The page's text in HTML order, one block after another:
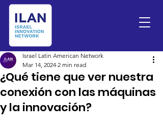
¿Qué tiene que ver nuestra
conexión con las máquinas
y la innovación?
Israel Latin American Network
Mar 14, 2024 2 min read